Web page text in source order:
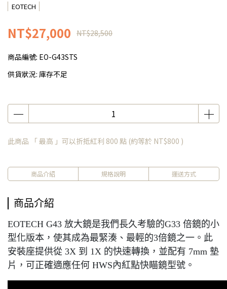
EOTECH
NT$27,000 NT$28,500
商品編號: EO-G43STS
供貨狀況: 庫存不足
此商品 「 最高 」可以折抵紅利 800 點 (約等於 NT$800 )
商品介紹 規格說明 運送方式
商品介紹
EOTECH G43 放大鏡是我們長久考驗的G33 倍鏡的小
型化版本，使其成為最緊湊、最輕的3倍鏡之一。此
安裝座提供從 3X 到 1X 的快速轉換，並配有 7mm 墊
片，可正確適應任何 HWS內紅點快瞄鏡型號。